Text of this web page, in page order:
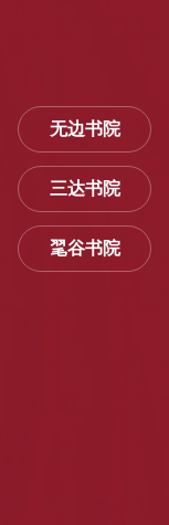
无边书院
三达书院
毣谷书院